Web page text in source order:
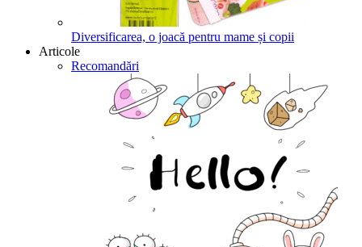
Diversificarea, o joacă pentru mame și copii
Articole
Recomandări